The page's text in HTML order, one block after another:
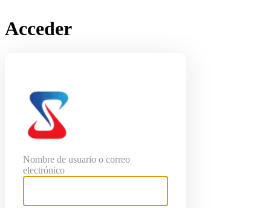
Acceder
Nombre de usuario o correo
electrónico